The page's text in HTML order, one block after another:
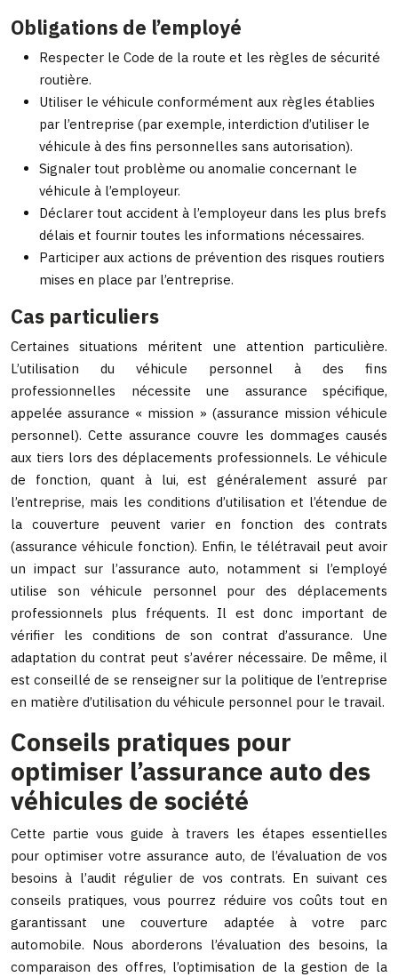
Obligations de l’employé
Respecter le Code de la route et les règles de sécurité
routière.
Utiliser le véhicule conformément aux règles établies
par l’entreprise (par exemple, interdiction d’utiliser le
véhicule à des fins personnelles sans autorisation).
Signaler tout problème ou anomalie concernant le
véhicule à l’employeur.
Déclarer tout accident à l’employeur dans les plus brefs
délais et fournir toutes les informations nécessaires.
Participer aux actions de prévention des risques routiers
mises en place par l’entreprise.
Cas particuliers
Certaines situations méritent une attention particulière.
L’utilisation du véhicule personnel à des fins
professionnelles nécessite une assurance spécifique,
appelée assurance « mission » (assurance mission véhicule
personnel). Cette assurance couvre les dommages causés
aux tiers lors des déplacements professionnels. Le véhicule
de fonction, quant à lui, est généralement assuré par
l’entreprise, mais les conditions d’utilisation et l’étendue de
la couverture peuvent varier en fonction des contrats
(assurance véhicule fonction). Enfin, le télétravail peut avoir
un impact sur l’assurance auto, notamment si l’employé
utilise son véhicule personnel pour des déplacements
professionnels plus fréquents. Il est donc important de
vérifier les conditions de son contrat d’assurance. Une
adaptation du contrat peut s’avérer nécessaire. De même, il
est conseillé de se renseigner sur la politique de l’entreprise
en matière d’utilisation du véhicule personnel pour le travail.
Conseils pratiques pour
optimiser l’assurance auto des
véhicules de société
Cette partie vous guide à travers les étapes essentielles
pour optimiser votre assurance auto, de l’évaluation de vos
besoins à l’audit régulier de vos contrats. En suivant ces
conseils pratiques, vous pourrez réduire vos coûts tout en
garantissant une couverture adaptée à votre parc
automobile. Nous aborderons l’évaluation des besoins, la
comparaison des offres, l’optimisation de la gestion de la